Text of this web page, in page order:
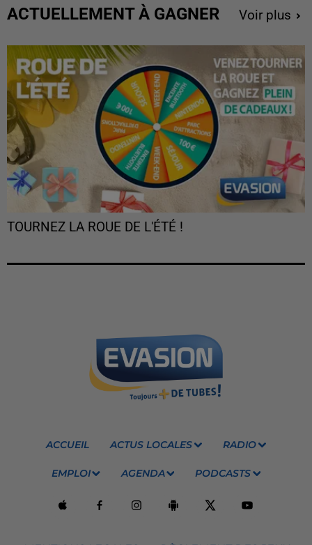
ACTUELLEMENT À GAGNER Voir plus
TOURNEZ LA ROUE DE L'ÉTÉ !
ACCUEIL ACTUS LOCALES RADIO
EMPLOI AGENDA PODCASTS